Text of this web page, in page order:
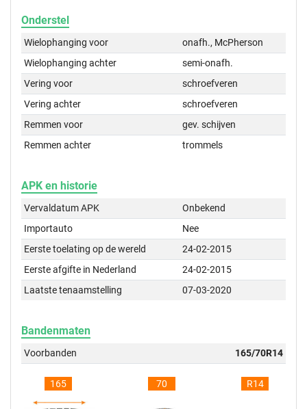
Onderstel
Wielophanging voor
onafh., McPherson
Wielophanging achter
semi-onafh.
Vering voor
schroefveren
Vering achter
schroefveren
Remmen voor
gev. schijven
Remmen achter
trommels
APK en historie
Vervaldatum APK
Onbekend
Importauto
Nee
Eerste toelating op de wereld
24-02-2015
Eerste afgifte in Nederland
24-02-2015
Laatste tenaamstelling
07-03-2020
Bandenmaten
Voorbanden 165/70R14
165 70 R14